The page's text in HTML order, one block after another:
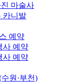
마술사
카니발
예약
사 예약
사 예약
원·부천)